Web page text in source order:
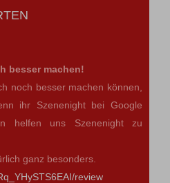
besser machen!
noch besser machen können,
ihr Szenenight bei Google
helfen uns Szenenight zu
ganz besonders.
review